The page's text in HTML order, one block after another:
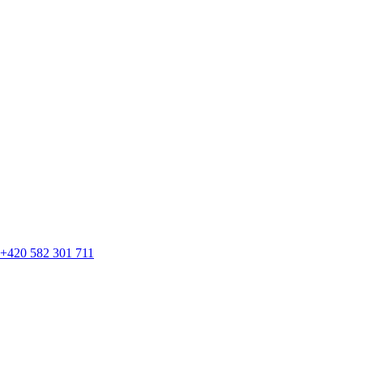
+420 582 301 711